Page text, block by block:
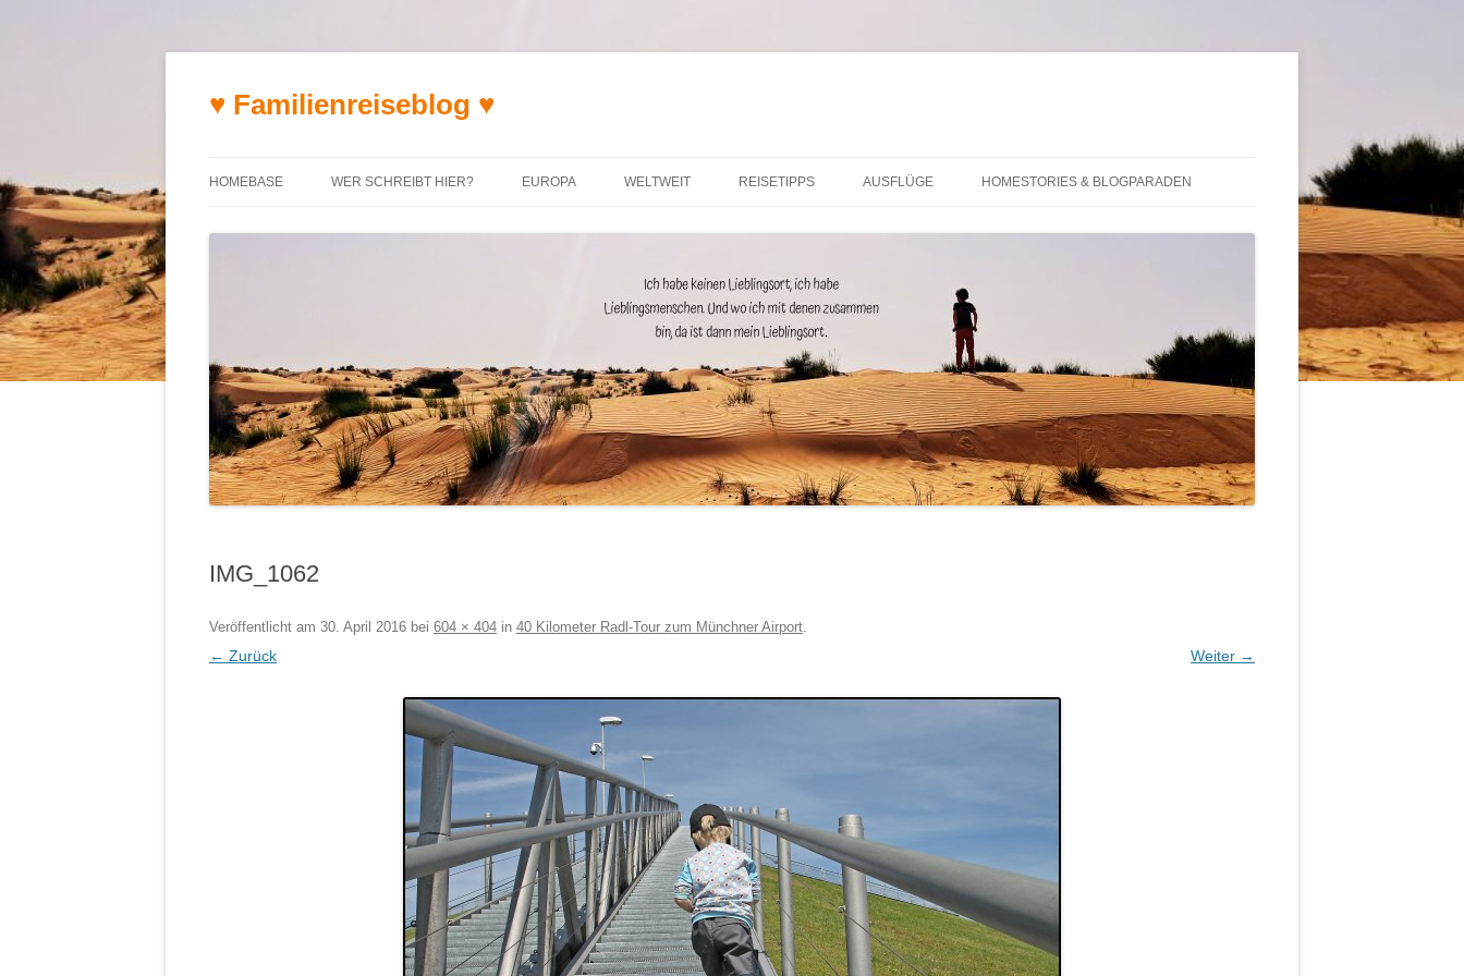
♥ Familienreiseblog ♥
HOMEBASE WER SCHREIBT HIER? EUROPA WELTWEIT REISETIPPS AUSFLÜGE HOMESTORIES & BLOGPARADEN
IMG_1062
Veröffentlicht am 30. April 2016 bei 604 × 404 in 40 Kilometer Radl-Tour zum Münchner Airport.
← Zurück Weiter →